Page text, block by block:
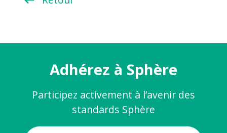
Adhérez à Sphère
Participez activement à l’avenir des
standards Sphère